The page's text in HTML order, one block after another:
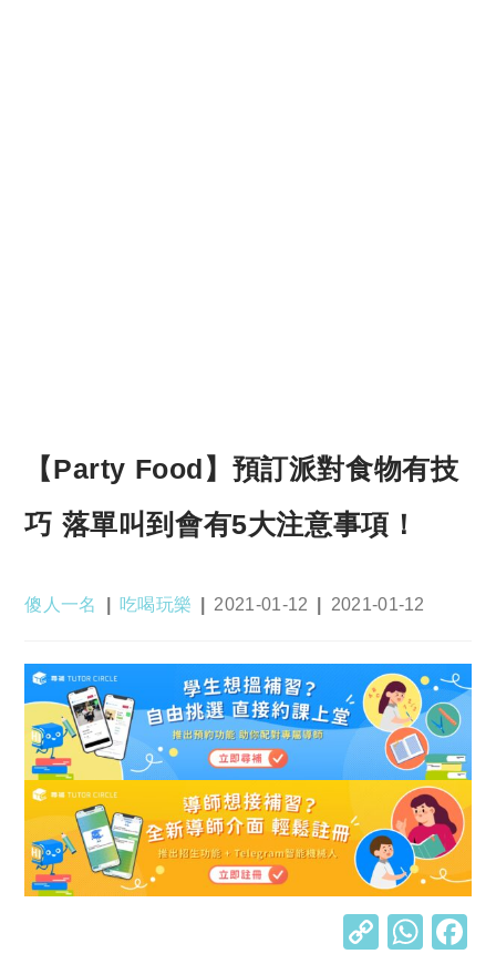
【Party Food】預訂派對食物有技
巧 落單叫到會有5大注意事項！
Post
傻人一名
Post
吃喝玩樂
Post
2021-01-12
Post
2021-01-12
C W